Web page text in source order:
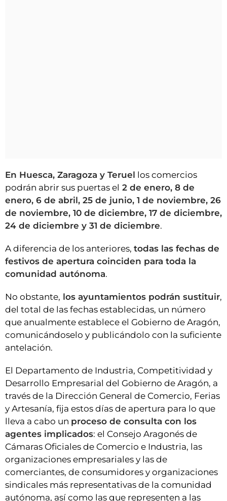
En Huesca, Zaragoza y Teruel los comercios
podrán abrir sus puertas el 2 de enero, 8 de
enero, 6 de abril, 25 de junio, 1 de noviembre, 26
de noviembre, 10 de diciembre, 17 de diciembre,
24 de diciembre y 31 de diciembre.
A diferencia de los anteriores, todas las fechas de
festivos de apertura coinciden para toda la
comunidad autónoma.
No obstante, los ayuntamientos podrán sustituir,
del total de las fechas establecidas, un número
que anualmente establece el Gobierno de Aragón,
comunicándoselo y publicándolo con la suficiente
antelación.
El Departamento de Industria, Competitividad y
Desarrollo Empresarial del Gobierno de Aragón, a
través de la Dirección General de Comercio, Ferias
y Artesanía, fija estos días de apertura para lo que
lleva a cabo un proceso de consulta con los
agentes implicados: el Consejo Aragonés de
Cámaras Oficiales de Comercio e Industria, las
organizaciones empresariales y las de
comerciantes, de consumidores y organizaciones
sindicales más representativas de la comunidad
autónoma, así como las que representen a las